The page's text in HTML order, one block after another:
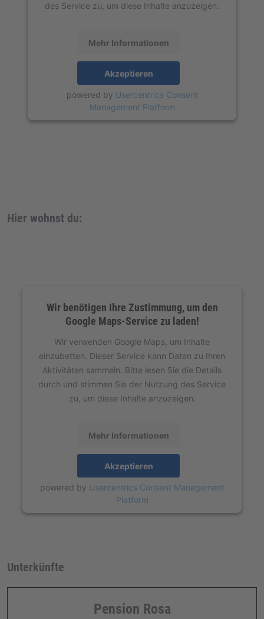
des Service zu, um diese Inhalte anzuzeigen.
Mehr Informationen
Akzeptieren
powered by Usercentrics Consent
Management Platform
Hier wohnst du:
Wir benötigen Ihre Zustimmung, um den
Google Maps-Service zu laden!
Wir verwenden Google Maps, um Inhalte
einzubetten. Dieser Service kann Daten zu Ihren
Aktivitäten sammeln. Bitte lesen Sie die Details
durch und stimmen Sie der Nutzung des Service
zu, um diese Inhalte anzuzeigen.
Mehr Informationen
Akzeptieren
powered by Usercentrics Consent Management
Platform
Unterkünfte
Pension Rosa